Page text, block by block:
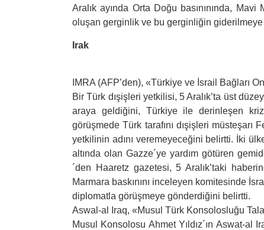
Aralık ayında Orta Doğu basınınında,
oluşan gerginlik ve bu gerginliğin
Irak
IMRA (AFP’den), «Türkiye ve İsrail Bağları
Bir Türk dışişleri yetkilisi, 5 Aralık’ta üst
araya geldiğini, Türkiye ile derinleşen
görüşmede Türk tarafını dışişleri
yetkilinin adını veremeyeceğini belirtti. İki
altında olan Gazze´ye yardım götüren
´den Haaretz gazetesi, 5 Aralık’taki
Marmara baskınını inceleyen komitesinde
diplomatla görüşmeye gönderdiğini belirtti.
Aswal-al Iraq, «Musul Türk Konsolosluğu
Musul Konsolosu Ahmet Yıldız´ın Aswat-al